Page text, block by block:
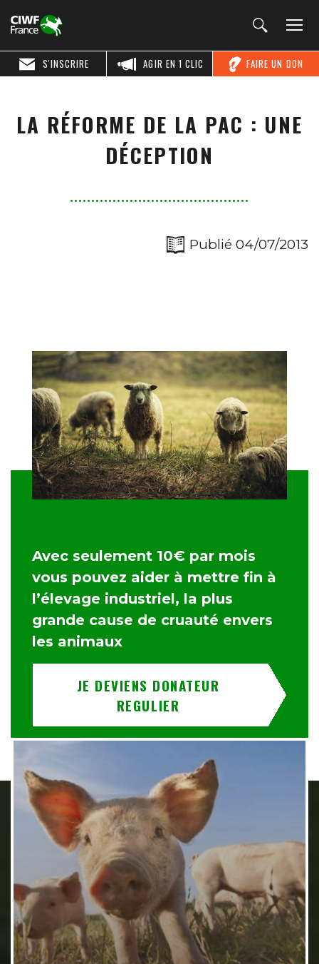
FAIRE UN DON
AGIR EN 1 CLIC
S'INSCRIRE
LA RÉFORME DE LA PAC : UNE
DÉCEPTION
Publié 04/07/2013
Avec seulement 10€ par mois
vous pouvez aider à mettre fin à
l’élevage industriel, la plus
grande cause de cruauté envers
les animaux
JE DEVIENS DONATEUR
REGULIER